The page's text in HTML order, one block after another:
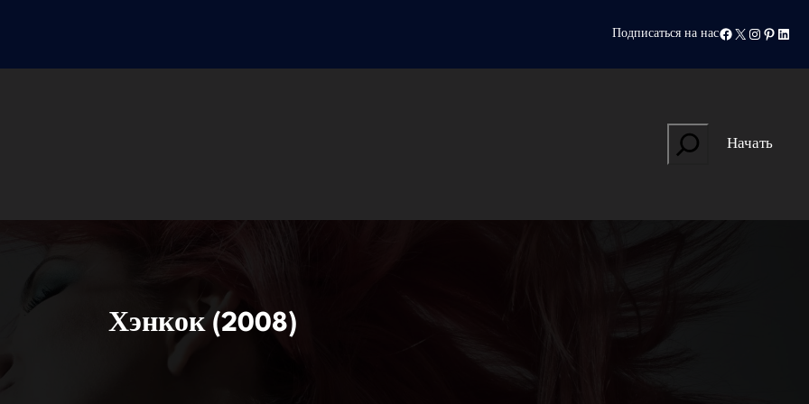
Подписаться на насFacebook
X Instagram
Search
Начать
Хэнкок (2008)